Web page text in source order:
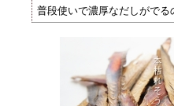
普段使いで濃厚なだしがでる